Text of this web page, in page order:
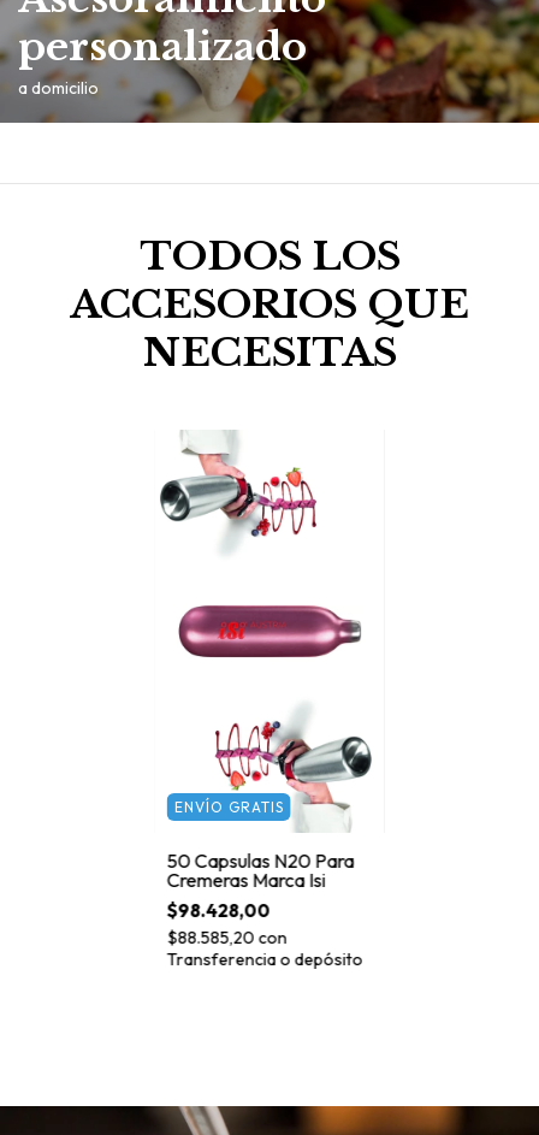
personalizado
a domicilio
TODOS LOS
ACCESORIOS QUE
NECESITAS
ENVÍO GRATIS
50 Capsulas N20 Para
Cremeras Marca Isi
$98.428,00
$88.585,20 con
Transferencia o depósito